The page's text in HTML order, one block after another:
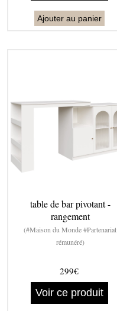
Ajouter au panier
table de bar pivotant -
rangement
(#Maison du Monde #Partenariat
rémunéré)
299€
Voir ce produit